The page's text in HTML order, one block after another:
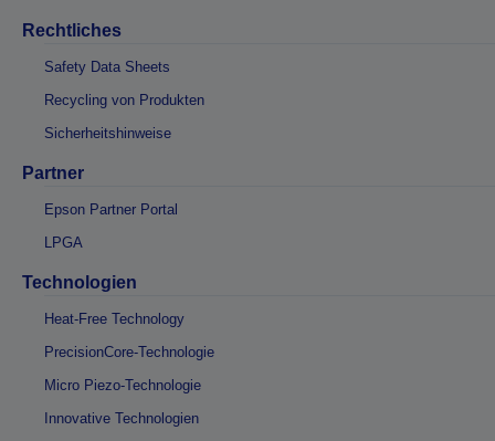
Rechtliches
Safety Data Sheets
Recycling von Produkten
Sicherheitshinweise
Partner
Epson Partner Portal
LPGA
Technologien
Heat-Free Technology
PrecisionCore-Technologie
Micro Piezo-Technologie
Innovative Technologien